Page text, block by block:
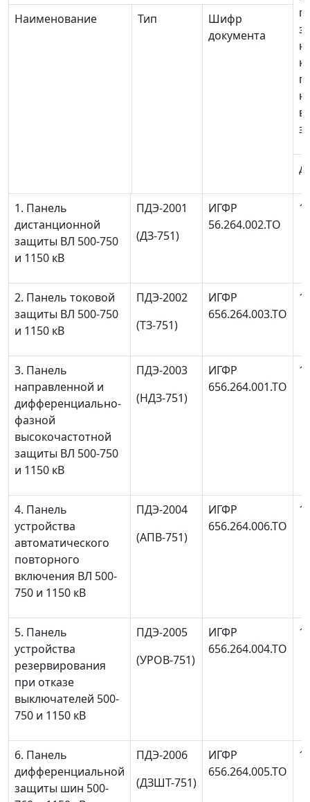
в
Наименование Тип
Шифр
документа
1. Панель
дистанционной
защиты ВЛ 500-750
и 1150 кВ
ПДЭ-2001
(ДЗ-751)
ИГФР
56.264.002.ТО
1
2. Панель токовой
защиты ВЛ 500-750
и 1150 кВ
ПДЭ-2002
(TЗ-751)
ИГФР
656.264.003.ТО
1
3. Панель
направленной и
дифференциально-
фазной
высокочастотной
защиты ВЛ 500-750
и 1150 кВ
ПДЭ-2003
(НДЗ-751)
ИГФР
656.264.001.ТО
1
4. Панель
устройства
автоматического
повторного
включения ВЛ 500-
750 и 1150 кВ
ПДЭ-2004
(АПВ-751)
ИГФР
656.264.006.ТО
1
5. Панель
устройства
резервирования
при отказе
выключателей 500-
750 и 1150 кВ
ПДЭ-2005
(УРОВ-751)
ИГФР
656.264.004.ТО
1
6. Панель
дифференциальной
защиты шин 500-
ПДЭ-2006
(ДЗШТ-751)
ИГФР
656.264.005.ТО
1